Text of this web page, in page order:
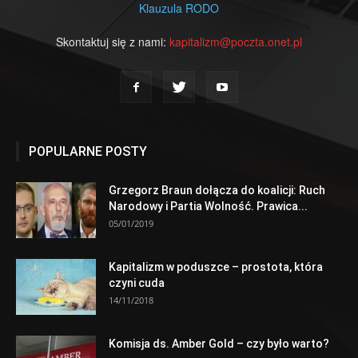
Klauzula RODO
Skontaktuj się z nami: kapitalizm@poczta.onet.pl
POPULARNE POSTY
Grzegorz Braun dołącza do koalicji: Ruch
Narodowy i Partia Wolność. Prawica...
05/01/2019
Kapitalizm w poduszce – prostota, która
czyni cuda
14/11/2018
Komisja ds. Amber Gold – czy było warto?